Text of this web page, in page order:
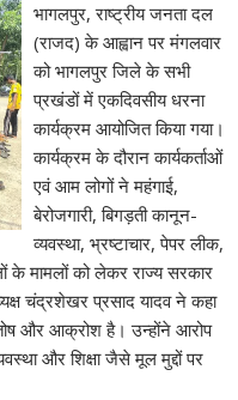
भागलपुर, राष्ट्रीय जनता दल
(राजद) के आह्वान पर मंगलवार
को भागलपुर जिले के सभी
प्रखंडों में एकदिवसीय धरना
कार्यक्रम आयोजित किया गया।
कार्यक्रम के दौरान कार्यकर्ताओं
एवं आम लोगों ने महंगाई,
बेरोजगारी, बिगड़ती कानून-
व्यवस्था, भ्रष्टाचार, पेपर लीक,
के मामलों को लेकर राज्य सरकार
चंद्रशेखर प्रसाद यादव ने कहा
और आक्रोश है। उन्होंने आरोप
और शिक्षा जैसे मूल मुद्दों पर